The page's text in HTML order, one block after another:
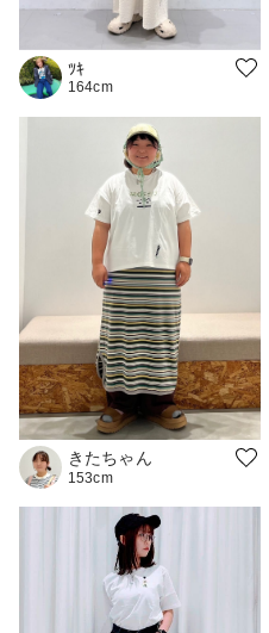
ﾂｷ
164cm
きたちゃん
153cm